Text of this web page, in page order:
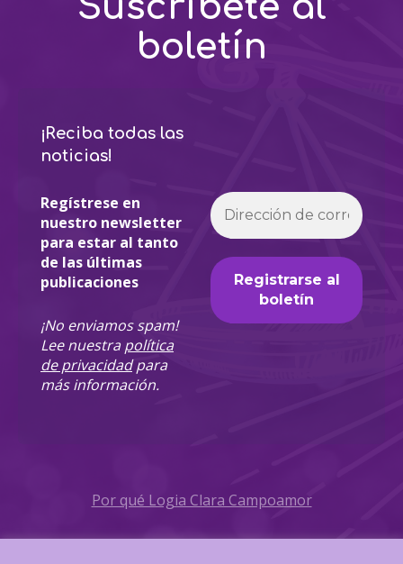
boletín
¡Reciba todas las
noticias!
Regístrese en
nuestro newsletter
para estar al tanto
de las últimas
publicaciones
¡No enviamos spam!
Lee nuestrapolítica
de privacidadpara
más información.
Por qué Logia Clara Campoamor
Política de Privacidad